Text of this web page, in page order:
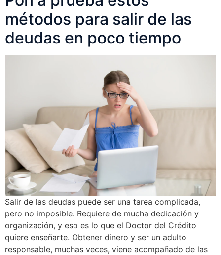
métodos para salir de las
deudas en poco tiempo
Salir de las deudas puede ser una tarea complicada,
pero no imposible. Requiere de mucha dedicación y
organización, y eso es lo que el Doctor del Crédito
quiere enseñarte. Obtener dinero y ser un adulto
responsable, muchas veces, viene acompañado de las